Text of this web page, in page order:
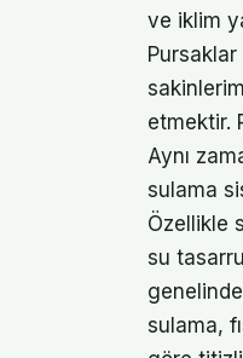
ve iklim
etmektir.
Aynı
sulama
Özellikle
su
sulama,